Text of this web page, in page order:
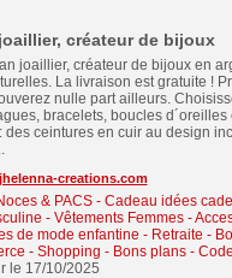
créateur de bijoux
joaillier, créateur de bijoux en
La livraison est gratuite !
nulle part ailleurs.
bracelets, boucles
des ceintures en cuir au design
creations.com
& PACS- Cadeau idées
- Vêtements Femmes -
de mode enfantine - Retraite -
- Shopping - Bons plans -
le 17/10/2025